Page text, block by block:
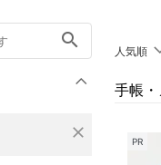
search
close
人気順
手帳
PR